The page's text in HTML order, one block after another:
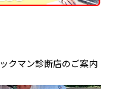
クマン診断店のご案内